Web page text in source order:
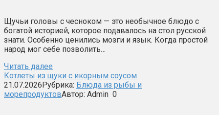
Щучьи головы с чесноком — это необычное блюдо с
богатой историей, которое подавалось на стол русской
знати. Особенно ценились мозги и язык. Когда простой
народ мог себе позволить…
Читать далее
Котлеты из щуки с икорным соусом
21.07.2026Рубрика: Блюда из рыбы и
морепродуктовАвтор: Admin 0